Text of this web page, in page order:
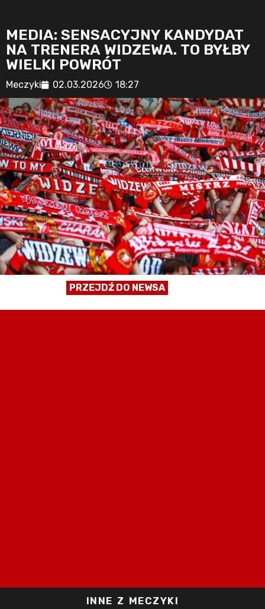
MEDIA: SENSACYJNY KANDYDAT
NA TRENERA WIDZEWA. TO BYŁBY
WIELKI POWRÓT
Meczyki 02.03.2026 18:27
PRZEJDŹ DO NEWSA
INNE Z MECZYKI